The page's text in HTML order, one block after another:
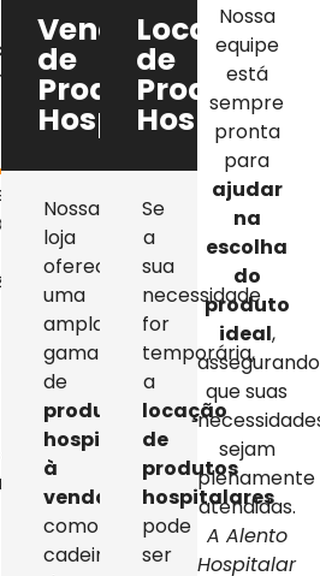
Venda
de
Produtos
Hospitalares
Nossa
loja
oferece
uma
ampla
gama
de
produtos
hospitalares
à
venda
como
cadeiras
Locação
de
Produtos
Se
a
sua
necessidade
for
temporária,
a
locação
de
produtos
hospitalares
pode
ser
Nossa
equipe
está
sempre
pronta
para
ajudar
na
escolha
do
produto
ideal,
assegurando
que suas
sejam
plenamente
atendidas.
A Alento
Hospitalar